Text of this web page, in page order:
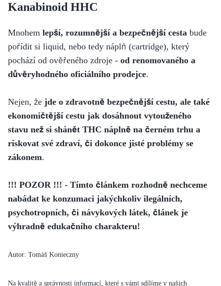
Kanabinoid HHC
Mnohem lepší, rozumnější a bezpečnější cesta bude
pořídit si liquid, nebo tedy náplň (cartridge), který
pochází od ověřeného zdroje - od renomovaného a
důvěryhodného oficiálního prodejce.
Nejen, že jde o zdravotně bezpečnější cestu, ale také
ekonomičtější cestu jak dosáhnout vytouženého
stavu než si shánět THC náplně na černém trhu a
riskovat své zdraví, či dokonce jisté problémy se
zákonem.
!!! POZOR !!! - Tímto článkem rozhodně nechceme
nabádat ke konzumaci jakýchkoliv ilegálních,
psychotropních, či návykových látek, článek je
výhradně edukačního charakteru!
Autor: Tomáš Konieczny
Na kvalitě a správnosti informací, které s vámi sdílíme v našich